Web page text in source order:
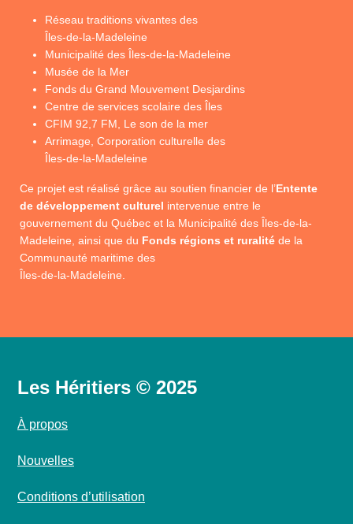
Réseau traditions vivantes des
Îles-de-la-Madeleine
Municipalité des Îles-de-la-Madeleine
Musée de la Mer
Fonds du Grand Mouvement Desjardins
Centre de services scolaire des Îles
CFIM 92,7 FM, Le son de la mer
Arrimage, Corporation culturelle des
Îles-de-la-Madeleine
Ce projet est réalisé grâce au soutien financier de l’Entente
de développement culturel intervenue entre le
gouvernement du Québec et la Municipalité des Îles-de-la-
Madeleine, ainsi que du Fonds régions et ruralité de la
Communauté maritime des
Îles-de-la-Madeleine.
Les Héritiers © 2025
À propos
Nouvelles
Conditions d’utilisation